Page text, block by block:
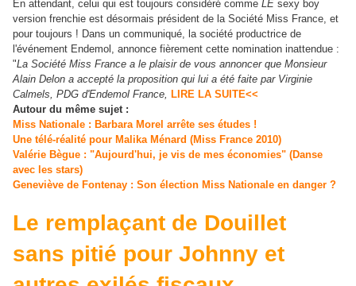
En attendant, celui qui est toujours considéré comme LE sexy boy
version frenchie est désormais président de la Société Miss France, et
pour toujours ! Dans un communiqué, la société productrice de
l'événement Endemol, annonce fièrement cette nomination inattendue :
"La Société Miss France a le plaisir de vous annoncer que Monsieur
Alain Delon a accepté la proposition qui lui a été faite par Virginie
Calmels, PDG d'Endemol France, LIRE LA SUITE<<
Autour du même sujet :
Miss Nationale : Barbara Morel arrête ses études !
Une télé-réalité pour Malika Ménard (Miss France 2010)
Valérie Bègue : "Aujourd'hui, je vis de mes économies" (Danse
avec les stars)
Geneviève de Fontenay : Son élection Miss Nationale en danger ?
Le remplaçant de Douillet
sans pitié pour Johnny et